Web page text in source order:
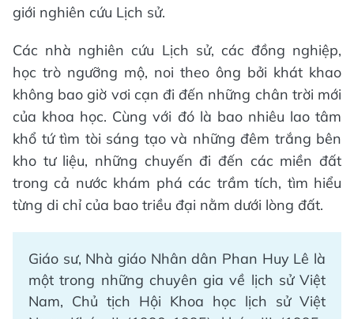
giới nghiên cứu Lịch sử.
Các nhà nghiên cứu Lịch sử, các đồng nghiệp,
học trò ngưỡng mộ, noi theo ông bởi khát khao
không bao giờ vơi cạn đi đến những chân trời mới
của khoa học. Cùng với đó là bao nhiêu lao tâm
khổ tứ tìm tòi sáng tạo và những đêm trắng bên
kho tư liệu, những chuyến đi đến các miền đất
trong cả nước khám phá các trầm tích, tìm hiểu
từng di chỉ của bao triều đại nằm dưới lòng đất.
Giáo sư, Nhà giáo Nhân dân Phan Huy Lê là
một trong những chuyên gia về lịch sử Việt
Nam, Chủ tịch Hội Khoa học lịch sử Việt